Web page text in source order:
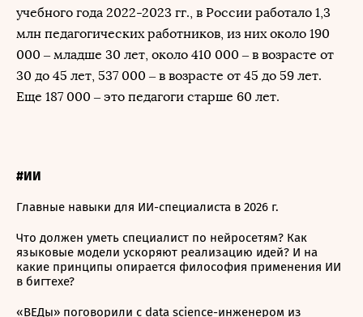
учебного года 2022-2023 гг., в России работало 1,3
млн педагогических работников, из них около 190
000 – младше 30 лет, около 410 000 – в возрасте от
30 до 45 лет, 537 000 – в возрасте от 45 до 59 лет.
Еще 187 000 – это педагоги старше 60 лет.
#ИИ
Главные навыки для ИИ-специалиста в 2026 г.
Что должен уметь специалист по нейросетям? Как
языковые модели ускоряют реализацию идей? И на
какие принципы опирается философия применения ИИ
в бигтехе?
«ВЕДы» поговорили с data science-инженером из